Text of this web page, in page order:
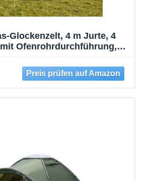
Glockenzelt, 4 m Jurte, 4
Ofenrohrdurchführung,
ideal für Familien-
Aktivitäten, Grün